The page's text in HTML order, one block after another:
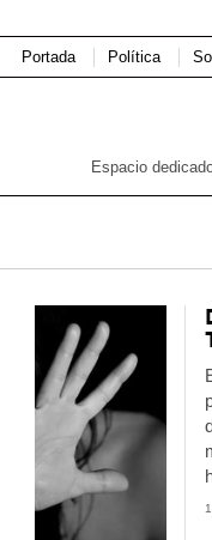
Portada Política
Espacio